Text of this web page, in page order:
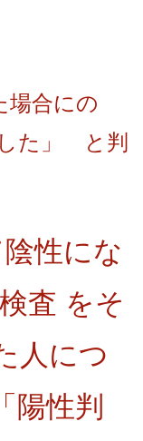
場合にの
た」 と判
性にな
査 をそ
人につ
性判